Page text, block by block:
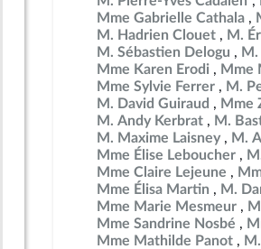
20 janvier 2025
22 janvier 2025
23 janvier 2025
20 janvier 2025
20 janvier 2025
20 janvier 2025
20 janvier 2025
Mme Gabrielle Cathala
M. Hadrien Clouet
M.
M. Sébastien Delogu
Mme Karen Erodi
Mme
Mme Sylvie Ferrer
M.
M. David Guiraud
Mme
M. Andy Kerbrat
M.
M. Maxime Laisney
M.
Mme Élise Leboucher
Mme Claire Lejeune
Mme Élisa Martin
M.
Mme Marie Mesmeur
Mme Sandrine Nosbé
Mme Mathilde Panot